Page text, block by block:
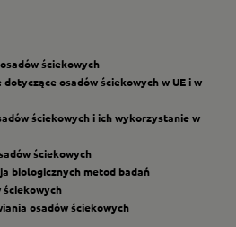
ściekowych
osadów ściekowych w UE i w
ściekowych i ich wykorzystanie w
ściekowych
biologicznych metod badań
ściekowych
osadów ściekowych